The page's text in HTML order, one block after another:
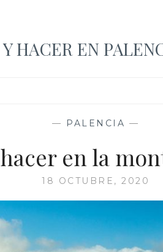
HACER EN
— PALENCIA —
en la
18 OCTUBRE, 2020